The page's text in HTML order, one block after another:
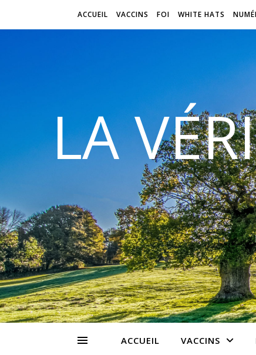
ACCUEIL VACCINS FOI WHITE HATS
LA
ACCUEIL VACCINS